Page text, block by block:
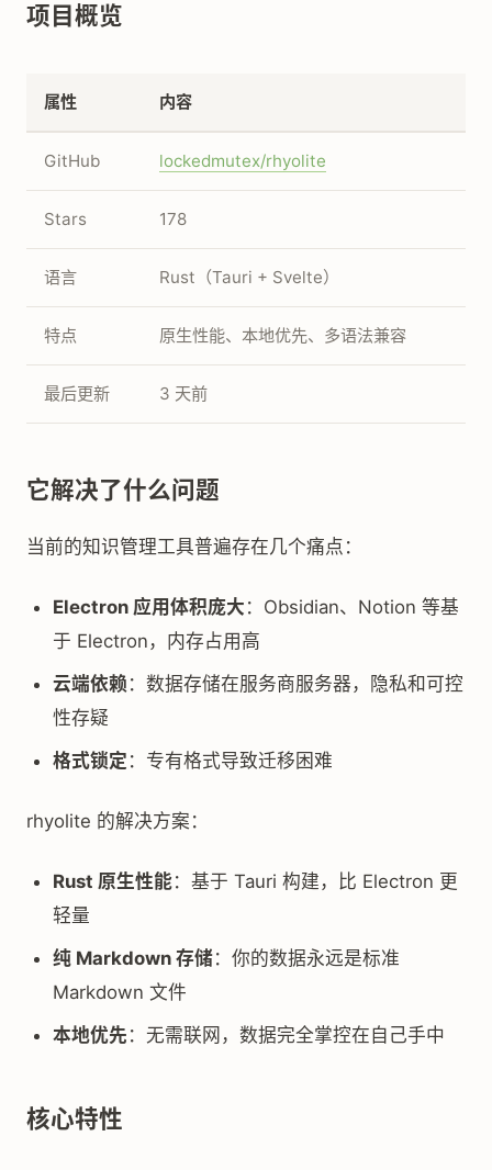
项目概览
属性 内容
GitHub lockedmutex/rhyolite
Stars 178
语言 Rust（Tauri + Svelte）
特点 原生性能、本地优先、多语法兼容
最后更新 3 天前
它解决了什么问题
当前的知识管理工具普遍存在几个痛点：
Electron 应用体积庞大 ：Obsidian、Notion 等基
于 Electron，内存占用高
云端依赖 ：数据存储在服务商服务器，隐私和可控
性存疑
格式锁定 ：专有格式导致迁移困难
rhyolite 的解决方案：
Rust 原生性能：基于 Tauri 构建，比 Electron 更
轻量
纯 Markdown 存储：你的数据永远是标准
Markdown 文件
本地优先 ：无需联网，数据完全掌控在自己手中
核心特性